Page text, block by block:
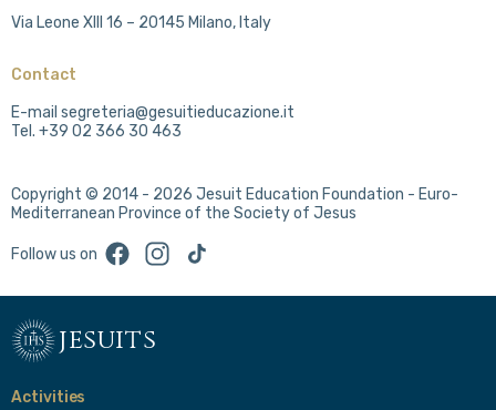
Via Leone XIII 16 – 20145 Milano, Italy
Contact
E-mail segreteria@gesuitieducazione.it
Tel. +39 02 366 30 463
Copyright © 2014 - 2026 Jesuit Education Foundation - Euro-
Mediterranean Province of the Society of Jesus
Follow us on FacebookInstagram
TikTok
jesuits
Activities